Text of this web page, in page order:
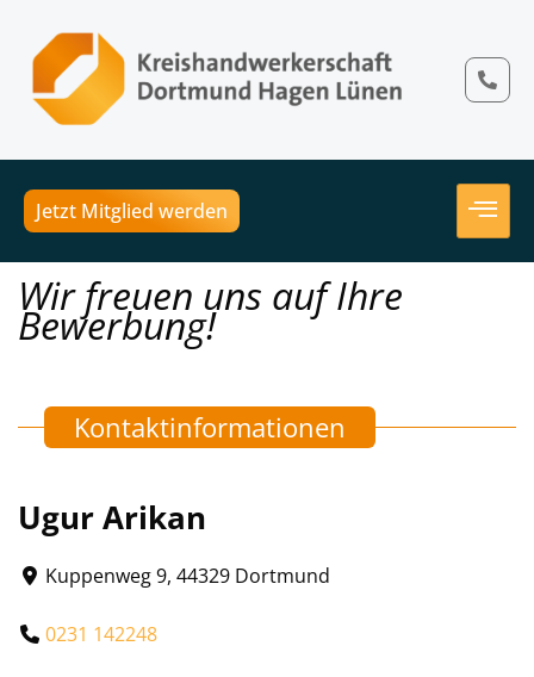
Jetzt Mitglied werden
Wir freuen uns auf Ihre
Bewerbung!
Kontaktinformationen
Ugur Arikan
Kuppenweg 9, 44329 Dortmund
0231 142248